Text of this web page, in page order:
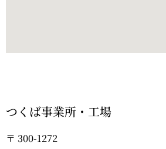
つくば事業所・工場
〒 300-1272